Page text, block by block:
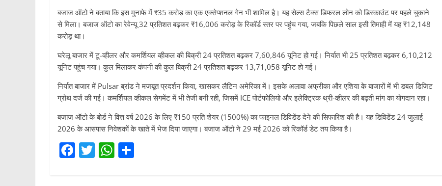
बजाज ऑटो ने बताया कि इस मुनाफे में ₹35 करोड़ का एक एक्सेप्शनल गेन भी शामिल है। यह सेल्स टैक्स डिफरल लोन को डिस्काउंट पर पहले चुकाने
से मिला। बजाज ऑटो का रेवेन्यू 32 प्रतिशत बढ़कर ₹16,006 करोड़ के रिकॉर्ड स्तर पर पहुंच गया, जबकि पिछले साल इसी तिमाही में यह ₹12,148
करोड़ था।
घरेलू बाजार में टू-व्हीलर और कमर्शियल व्हीकल की बिक्री 24 प्रतिशत बढ़कर 7,60,846 यूनिट हो गई। निर्यात भी 25 प्रतिशत बढ़कर 6,10,212
यूनिट पहुंच गया। कुल मिलाकर कंपनी की कुल बिक्री 24 प्रतिशत बढ़कर 13,71,058 यूनिट हो गई।
निर्यात बाजार में Pulsar ब्रांड ने मजबूत प्रदर्शन किया, खासकर लैटिन अमेरिका में। इसके अलावा अफ्रीका और एशिया के बाजारों में भी डबल डिजिट
ग्रोथ दर्ज की गई। कमर्शियल व्हीकल सेगमेंट में भी तेजी बनी रही, जिसमें ICE पोर्टफोलियो और इलेक्ट्रिक थ्री-व्हीलर की बढ़ती मांग का योगदान रहा।
बजाज ऑटो के बोर्ड ने वित्त वर्ष 2026 के लिए ₹150 प्रति शेयर (1500%) का फाइनल डिविडेंड देने की सिफारिश की है। यह डिविडेंड 24 जुलाई
2026 के आसपास निवेशकों के खाते में भेज दिया जाएगा। बजाज ऑटो ने 29 मई 2026 को रिकॉर्ड डेट तय किया है।
F T W